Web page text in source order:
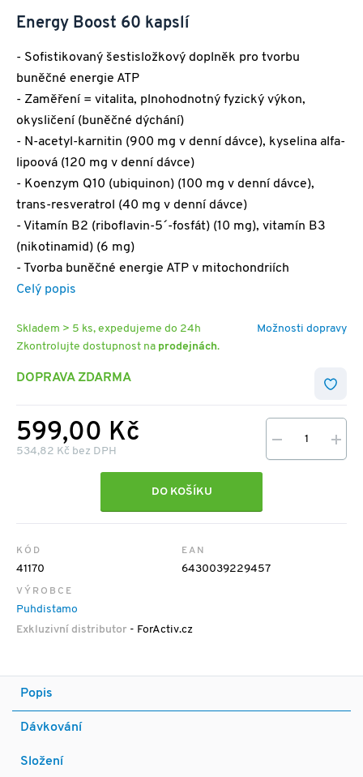
Energy Boost 60 kapslí
- Sofistikovaný šestisložkový doplněk pro tvorbu
buněčné energie ATP
- Zaměření = vitalita, plnohodnotný fyzický výkon,
okysličení (buněčné dýchání)
- N-acetyl-karnitin (900 mg v denní dávce), kyselina alfa-
lipoová (120 mg v denní dávce)
- Koenzym Q10 (ubiquinon) (100 mg v denní dávce),
trans-resveratrol (40 mg v denní dávce)
- Vitamín B2 (riboflavin-5´-fosfát) (10 mg), vitamín B3
(nikotinamid) (6 mg)
- Tvorba buněčné energie ATP v mitochondriích
Celý popis
Možnosti dopravy
Skladem > 5 ks, expedujeme do 24h
Zkontrolujte dostupnost na prodejnách.
DOPRAVA ZDARMA
599,00 Kč
534,82 Kč bez DPH
DO KOŠÍKU
KÓD
41170
EAN
6430039229457
VÝROBCE
Puhdistamo
Exkluzivní distributor - ForActiv.cz
Popis
Dávkování
Složení